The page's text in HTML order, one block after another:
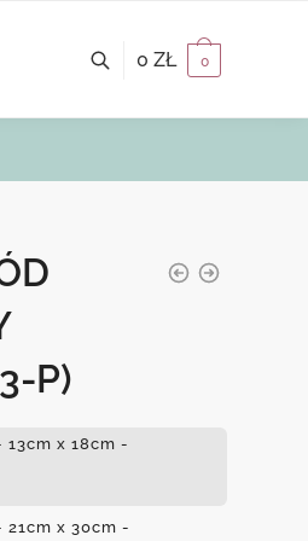
0 ZŁ 0
P)
13cm x 18cm -
21cm x 30cm -